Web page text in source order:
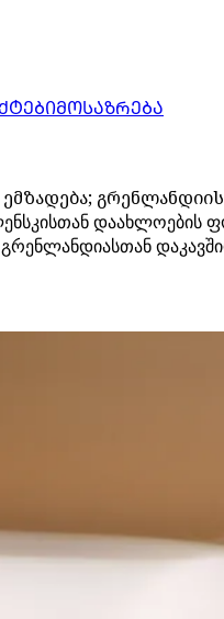
ᲛᲝᲡᲐᲖᲠᲔᲑᲐ
გრენლანდიის
დაახლოების